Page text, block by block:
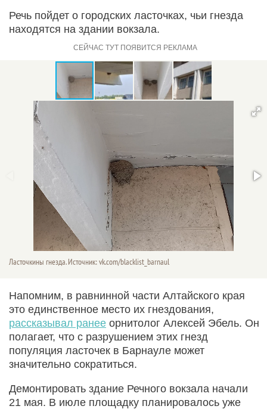
Речь пойдет о городских ласточках, чьи гнезда
находятся на здании вокзала.
Ласточкины гнезда. Источник: vk.com/blacklist_barnaul
Напомним, в равнинной части Алтайского края
это единственное место их гнездования,
рассказывал ранее орнитолог Алексей Эбель. Он
полагает, что с разрушением этих гнезд
популяция ласточек в Барнауле может
значительно сократиться.
Демонтировать здание Речного вокзала начали
21 мая. В июле площадку планировалось уже